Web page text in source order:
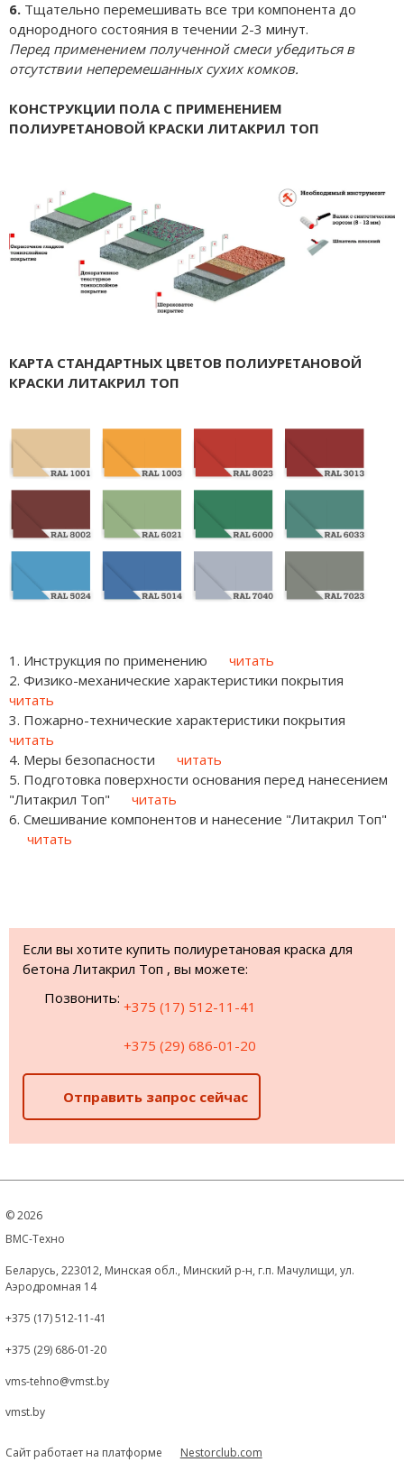
6. Тщательно перемешивать все три компонента до
однородного состояния в течении 2-3 минут.
Перед применением полученной смеси убедиться в
отсутствии неперемешанных сухих комков.
КОНСТРУКЦИИ ПОЛА С ПРИМЕНЕНИЕМ
ПОЛИУРЕТАНОВОЙ КРАСКИ ЛИТАКРИЛ ТОП
КАРТА СТАНДАРТНЫХ ЦВЕТОВ ПОЛИУРЕТАНОВОЙ
КРАСКИ ЛИТАКРИЛ ТОП
1. Инструкция по применению
читать
2. Физико-механические характеристики покрытия
читать
3. Пожарно-технические характеристики покрытия
читать
4. Меры безопасности
читать
5. Подготовка поверхности основания перед нанесением
"Литакрил Топ"
читать
6. Смешивание компонентов и нанесение "Литакрил Топ"
читать
Если вы хотите купить полиуретановая краска для
бетона Литакрил Топ , вы можете:
Позвонить:
+375 (17) 512-11-41
+375 (29) 686-01-20
Отправить запрос сейчас
©2026
ВМС-Техно
Беларусь, 223012, Минская обл., Минский р-н, г.п. Мачулищи, ул.
Аэродромная 14
+375 (17) 512-11-41
+375 (29) 686-01-20
vms-tehno@vmst.by
vmst.by
Сайт работает на платформе Nestorclub.com